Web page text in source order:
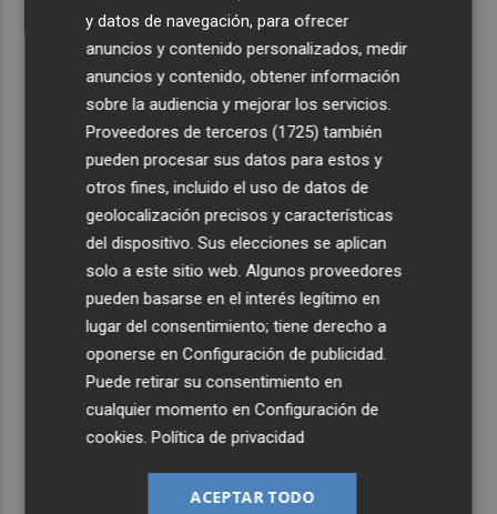
y datos de navegación, para ofrecer
anuncios y contenido personalizados, medir
anuncios y contenido, obtener información
sobre la audiencia y mejorar los servicios.
Proveedores de terceros (1725) también
pueden procesar sus datos para estos y
otros fines, incluido el uso de datos de
geolocalización precisos y características
del dispositivo. Sus elecciones se aplican
solo a este sitio web. Algunos proveedores
pueden basarse en el interés legítimo en
lugar del consentimiento; tiene derecho a
oponerse enConfiguración de publicidad
Puede retirar su consentimiento en
cualquier momento enConfiguración de
cookies .Política de privacidad
ACEPTAR TODO